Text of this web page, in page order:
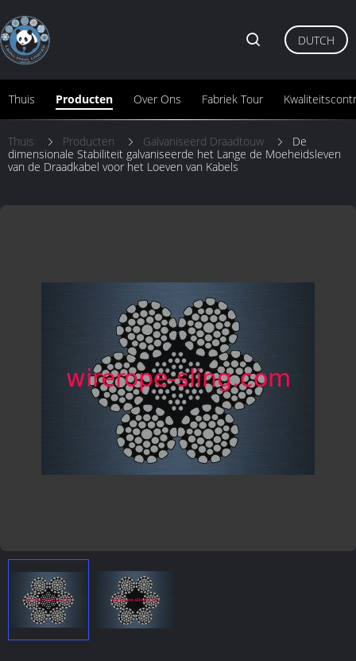
Thuis Producten Over Ons Fabriek Tour
DUTCH
Thuis Producten Galvaniseerd Draadtouw
De
dimensionale Stabiliteit galvaniseerde het Lange de Moeheidsleven
van de Draadkabel voor het Loeven van Kabels